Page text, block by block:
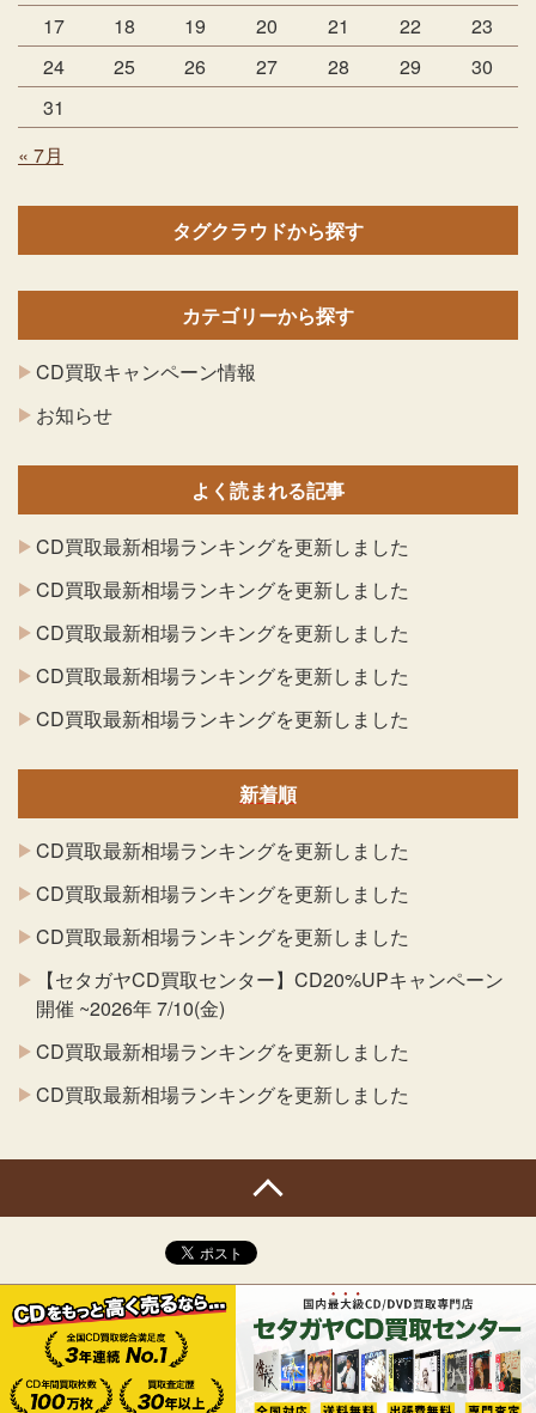
17
18 19 20 21 22
23
24
25 26 27 28 29
30
31
« 7月
タグクラウドから探す
カテゴリーから探す
CD買取キャンペーン情報
お知らせ
よく読まれる記事
CD買取最新相場ランキングを更新しました
CD買取最新相場ランキングを更新しました
CD買取最新相場ランキングを更新しました
CD買取最新相場ランキングを更新しました
CD買取最新相場ランキングを更新しました
新着順
CD買取最新相場ランキングを更新しました
CD買取最新相場ランキングを更新しました
CD買取最新相場ランキングを更新しました
【セタガヤCD買取センター】CD20%UPキャンペーン
開催 ~2026年 7/10(金)
CD買取最新相場ランキングを更新しました
CD買取最新相場ランキングを更新しました